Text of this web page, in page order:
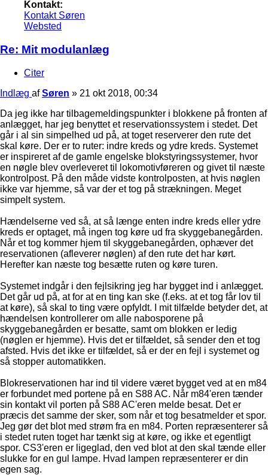
Kontakt:
Kontakt Søren
Websted
Re: Mit modulanlæg
Citer
Indlæg afSøren » 21 okt 2018, 00:34
Da jeg ikke har tilbagemeldingspunkter i blokkene på fronten af
anlægget, har jeg benyttet et reservationssystem i stedet. Det
går i al sin simpelhed ud på, at toget reserverer den rute det
skal køre. Der er to ruter: indre kreds og ydre kreds. Systemet
er inspireret af de gamle engelske blokstyringssystemer, hvor
en nøgle blev overleveret til lokomotivføreren og givet til næste
kontrolpost. På den måde vidste kontrolposten, at hvis nøglen
ikke var hjemme, så var der et tog på strækningen. Meget
simpelt system.
Hændelserne ved så, at så længe enten indre kreds eller ydre
kreds er optaget, må ingen tog køre ud fra skyggebanegården.
Når et tog kommer hjem til skyggebanegården, ophæver det
reservationen (afleverer nøglen) af den rute det har kørt.
Herefter kan næste tog besætte ruten og køre turen.
Systemet indgår i den fejlsikring jeg har bygget ind i anlægget.
Det går ud på, at for at en ting kan ske (f.eks. at et tog får lov til
at køre), så skal to ting være opfyldt. I mit tilfælde betyder det, at
hændelsen kontrollerer om alle nabosporene på
skyggebanegården er besatte, samt om blokken er ledig
(nøglen er hjemme). Hvis det er tilfældet, så sender den et tog
afsted. Hvis det ikke er tilfældet, så er der en fejl i systemet og
så stopper automatikken.
Blokreservationen har ind til videre været bygget ved at en m84
er forbundet med portene på en S88 AC. Når m84'eren tænder
sin kontakt vil porten på S88 AC'eren melde besat. Det er
præcis det samme der sker, som når et tog besatmelder et spor.
Jeg gør det blot med strøm fra en m84. Porten repræsenterer så
i stedet ruten toget har tænkt sig at køre, og ikke et egentligt
spor. CS3'eren er ligeglad, den ved blot at den skal tænde eller
slukke for en gul lampe. Hvad lampen repræsenterer er din
egen sag.